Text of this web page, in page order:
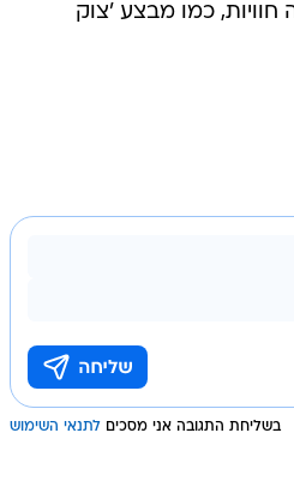
חוויות, כמו מבצע 'צוק
בשליחת התגובה אני מסכים לתנאי השימוש